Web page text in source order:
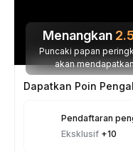
Menangkan
Puncaki papan
akan
Pendaftaran
Eksklusif +10